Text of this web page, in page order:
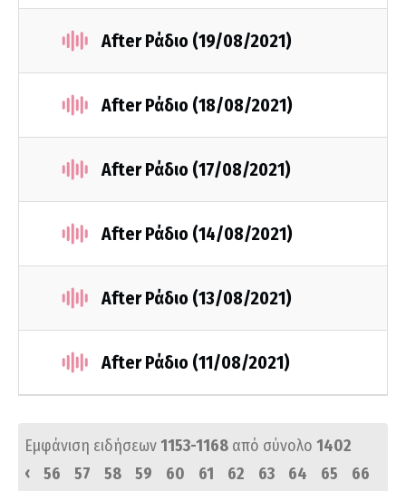
After Ράδιο (19/08/2021)
After Ράδιο (18/08/2021)
After Ράδιο (17/08/2021)
After Ράδιο (14/08/2021)
After Ράδιο (13/08/2021)
After Ράδιο (11/08/2021)
Εμφάνιση ειδήσεων1153-1168 από σύνολο 1402
‹
56 57 58 59 60 61 62 63 64 65
66